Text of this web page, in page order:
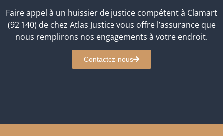
Faire appel à un huissier de justice compétent à Clamart
(92 140) de chez Atlas Justice vous offre l’assurance que
nous remplirons nos engagements à votre endroit.
Contactez-nous